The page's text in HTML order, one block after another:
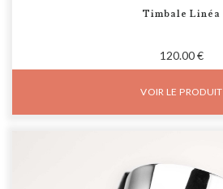
Timbale Linéa
120.00 €
VOIR LE PRODUIT